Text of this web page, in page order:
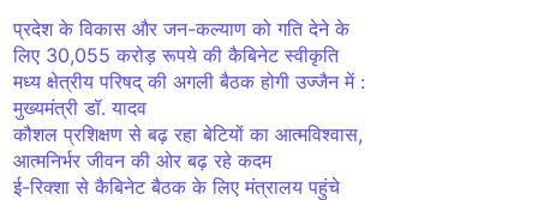
प्रदेश के विकास और जन-कल्याण को गति देने के
लिए 30,055 करोड़ रूपये की कैबिनेट स्वीकृति
मध्य क्षेत्रीय परिषद् की अगली बैठक होगी उज्जैन में :
मुख्यमंत्री डॉ. यादव
कौशल प्रशिक्षण से बढ़ रहा बेटियों का आत्मविश्वास,
आत्मनिर्भर जीवन की ओर बढ़ रहे कदम
ई-रिक्शा से कैबिनेट बैठक के लिए मंत्रालय पहुंचे